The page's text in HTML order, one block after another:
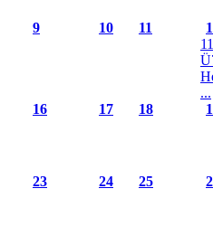
9 10 11
...
16 17 18
23 24 25